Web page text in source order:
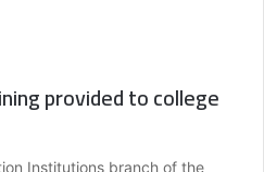
provided to college
Institutions branch of the